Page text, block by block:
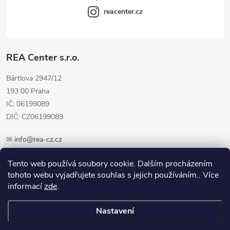
Tento web používá soubory cookie. Dalším procházením
tohoto webu vyjadřujete souhlas s jejich používáním.. Více
informacízde.
Nastavení
REA Center s.r.o.
Bártlova 2947/12
193 00 Praha
IČ: 06199089
DIČ: CZ06199089
✉ info@rea-cz.cz
reacenter.cz
Copyright 2026